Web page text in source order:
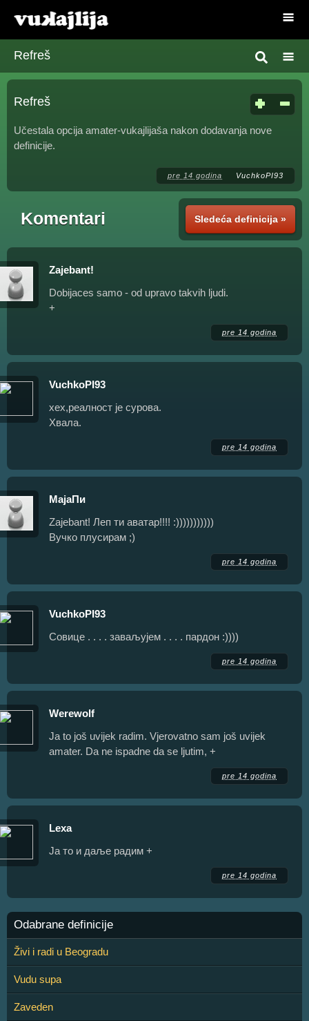
Refreš
Refreš
Učestala opcija amater-vukajlijaša nakon dodavanja nove
definicije.
pre 14 godina VuchkoPI93
Sledeća definicija »
Komentari
Zajebant!
Dobijaces samo - od upravo takvih ljudi.
+
pre 14 godina
VuchkoPI93
хех,реалност је сурова.
Хвала.
pre 14 godina
МајаПи
Zajebant! Леп ти аватар!!!! :)))))))))))
Вучко плусирам ;)
pre 14 godina
VuchkoPI93
Совице . . . . заваљујем . . . . пардон :))))
pre 14 godina
Werewolf
Ja to još uvijek radim. Vjerovatno sam još uvijek
amater. Da ne ispadne da se ljutim, +
pre 14 godina
Lеxa
Ја то и даље радим +
pre 14 godina
Odabrane definicije
Živi i radi u Beogradu
Vudu supa
Zaveden